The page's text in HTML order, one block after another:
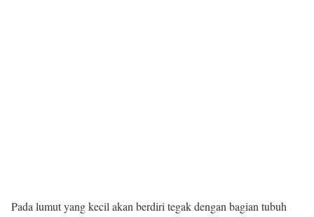
Pada lumut yang kecil akan berdiri tegak dengan bagian tubuh